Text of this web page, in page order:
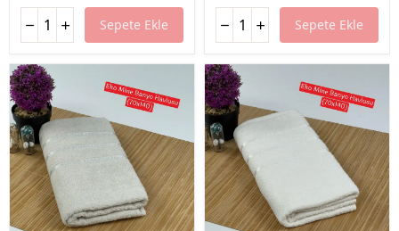
Sepete Ekle Sepete Ekle